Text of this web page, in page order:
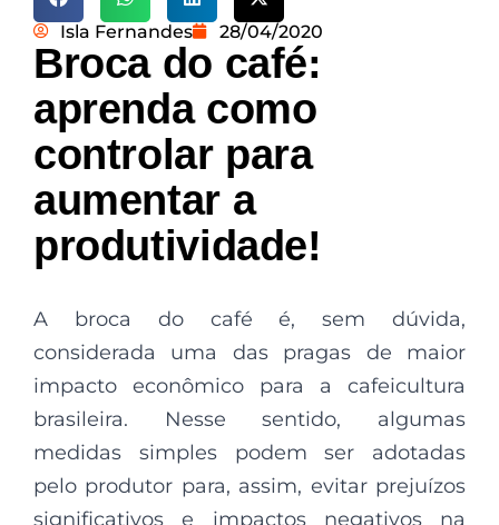
Isla Fernandes 28/04/2020
Broca do café:
aprenda como
controlar para
aumentar a
produtividade!
A broca do café é, sem dúvida,
considerada uma das pragas de maior
impacto econômico para a cafeicultura
brasileira. Nesse sentido, algumas
medidas simples podem ser adotadas
pelo produtor para, assim, evitar prejuízos
significativos e impactos negativos na